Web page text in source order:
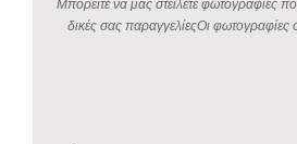
Μπορείτε να μας στείλετε φωτογραφίες
δικές σας παραγγελίεςΟι φωτογραφίες